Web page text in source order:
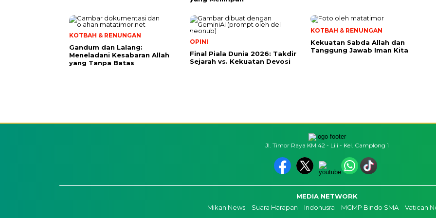
KOTBAH & RENUNGAN
Gandum dan Lalang:
Meneladani Kesabaran Allah
yang Tanpa Batas
OPINI
Final Piala Dunia 2026: Takdir
Sejarah vs. Kekuatan Devosi
KOTBAH & RENUNGAN
Kekuatan Sabda Allah dan
Tanggung Jawab Iman Kita
Jl. Timor Raya KM 42 - Lili - Kel. Camplong 1
MEDIA NETWORK
Mikan News
Suara Harapan Indonusra MGMP Bindo SMA Vatican